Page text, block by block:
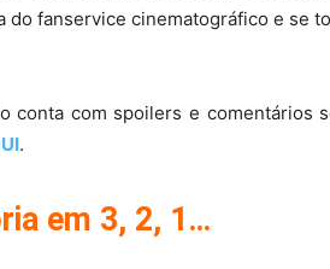
do fanservice cinematográfico e se
conta com spoilers e comentários
.
em 3, 2, 1…